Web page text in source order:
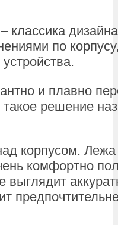
классика
по
и плавно
решение
корпусом.
комфортно